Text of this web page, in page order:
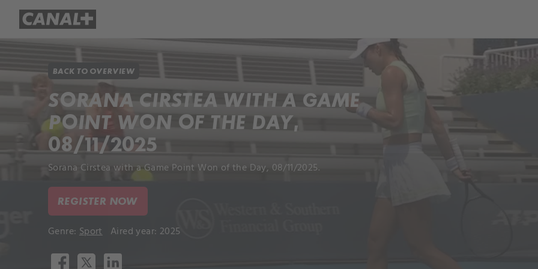
BACK TO OVERVIEW
SORANA CIRSTEA WITH A GAME
POINT WON OF THE DAY,
08/11/2025
Sorana Cirstea with a Game Point Won of the Day, 08/11/2025.
REGISTER NOW
Genre: Sport Aired year: 2025